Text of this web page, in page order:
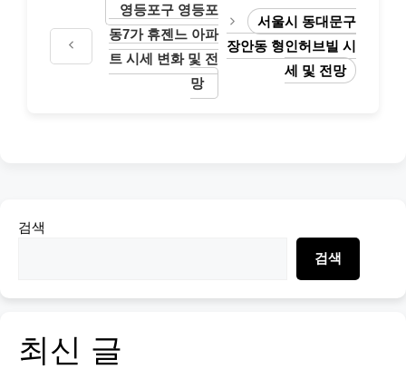
영등포구 영등포
동7가 휴젠느 아파
트 시세 변화 및 전
망
서울시 동대문구
장안동 형인허브빌 시
세 및 전망
검색
검색
최신 글